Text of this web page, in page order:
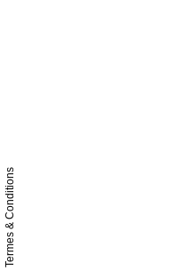
Termes & Conditions